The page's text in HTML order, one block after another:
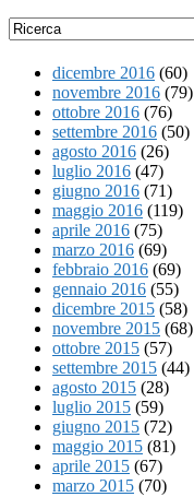
dicembre 2016 (60)
novembre 2016 (79)
ottobre 2016 (76)
settembre 2016 (50)
agosto 2016 (26)
luglio 2016 (47)
giugno 2016 (71)
maggio 2016 (119)
aprile 2016 (75)
marzo 2016 (69)
febbraio 2016 (69)
gennaio 2016 (55)
dicembre 2015 (58)
novembre 2015 (68)
ottobre 2015 (57)
settembre 2015 (44)
agosto 2015 (28)
luglio 2015 (59)
giugno 2015 (72)
maggio 2015 (81)
aprile 2015 (67)
marzo 2015 (70)